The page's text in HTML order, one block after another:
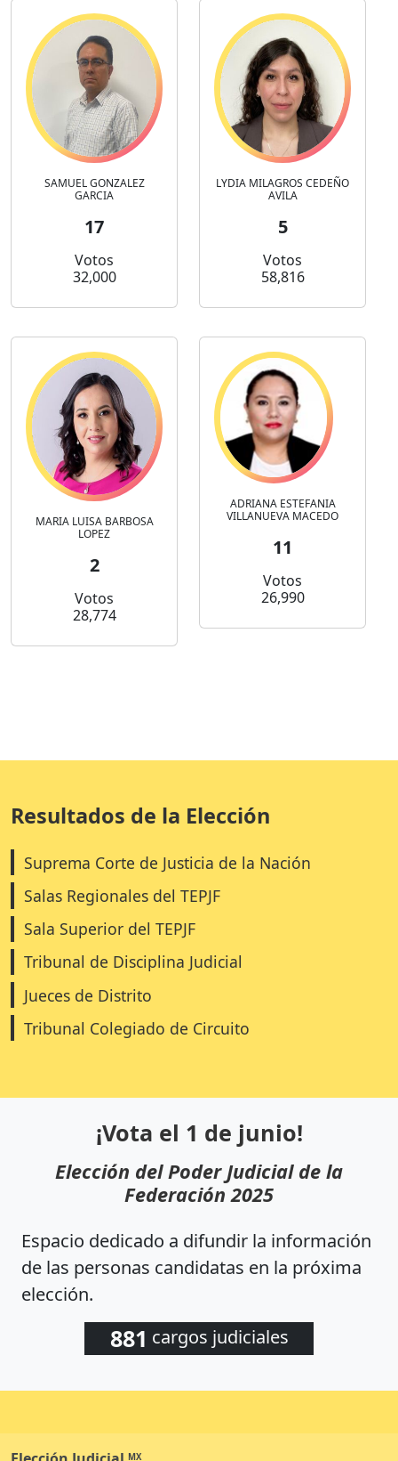
SAMUEL GONZALEZ
GARCIA
17
Votos
32,000
LYDIA MILAGROS CEDEÑO
AVILA
5
Votos
58,816
MARIA LUISA BARBOSA
LOPEZ
2
Votos
28,774
ADRIANA ESTEFANIA
VILLANUEVA MACEDO
11
Votos
26,990
Resultados de la Elección
Suprema Corte de Justicia de la Nación
Salas Regionales del TEPJF
Sala Superior del TEPJF
Tribunal de Disciplina Judicial
Jueces de Distrito
Tribunal Colegiado de Circuito
¡Vota el 1 de junio!
Elección del Poder Judicial de la
Federación 2025
Espacio dedicado a difundir la información
de las personas candidatas en la próxima
elección.
881 cargos judiciales
MX